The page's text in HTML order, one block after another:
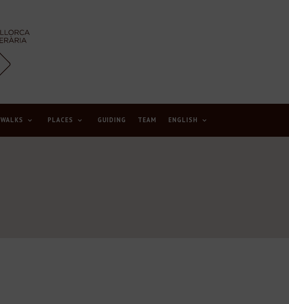
WALKS PLACES GUIDING TEAM ENGLISH